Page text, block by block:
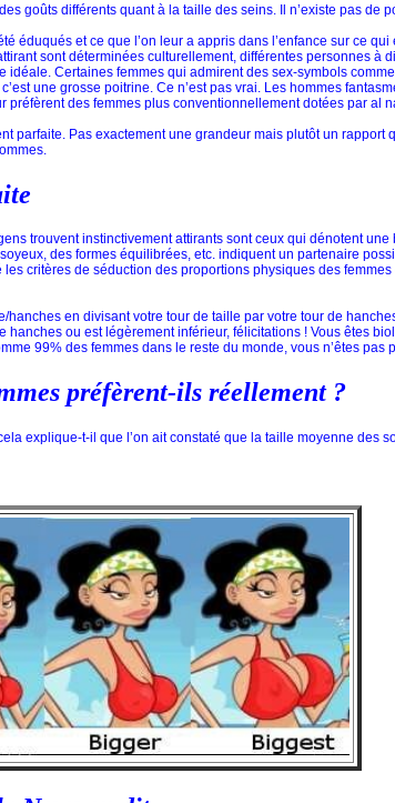
goûts différents quant à la taille des seins. Il n’existe pas de
éduqués et ce que l’on leur a appris dans l’enfance sur ce qui
sont déterminées culturellement, différentes personnes à
Certaines femmes qui admirent des sex-symbols
une grosse poitrine. Ce n’est pas vrai. Les hommes
des femmes plus conventionnellement dotées par al
parfaite. Pas exactement une grandeur mais plutôt un rapport
trouvent instinctivement attirants sont ceux qui dénotent
des formes équilibrées, etc. indiquent un partenaire
critères de séduction des proportions physiques des
en divisant votre tour de taille par votre tour de
ou est légèrement inférieur, félicitations ! Vous êtes
99% des femmes dans le reste du monde, vous n’êtes pas
préfèrent-ils réellement ?
explique-t-il que l’on ait constaté que la taille moyenne des